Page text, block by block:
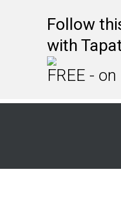
Follow
with
FREE -